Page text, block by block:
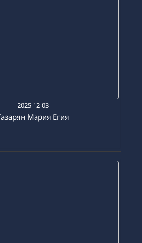
2025-12-03
Мария Егия